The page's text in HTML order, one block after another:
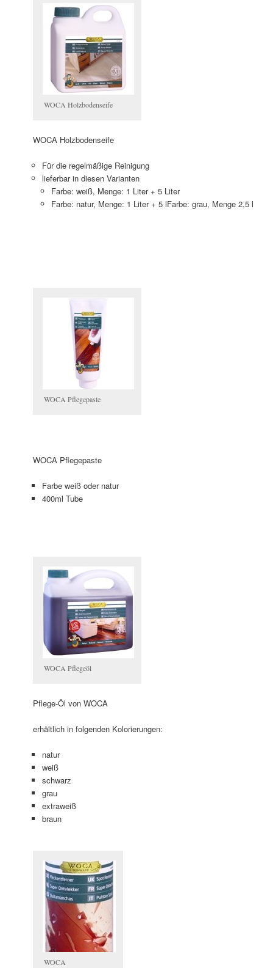
WOCA Holzbodenseife
WOCA Holzbodenseife
Für die regelmäßige Reinigung
lieferbar in diesen Varianten
Farbe: weiß, Menge: 1 Liter + 5 Liter
Farbe: natur, Menge: 1 Liter + 5 lFarbe: grau, Menge 2,5 l
WOCA Pflegepaste
WOCA Pflegepaste
Farbe weiß oder natur
400ml Tube
WOCA Pflegeöl
Pflege-Öl von WOCA
erhältlich in folgenden Kolorierungen:
natur
weiß
schwarz
grau
extraweiß
braun
WOCA